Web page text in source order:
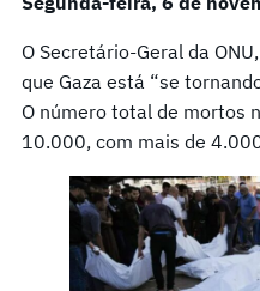
O Secretário-Geral da
que Gaza está “se
O número total de mortos
10.000, com mais de